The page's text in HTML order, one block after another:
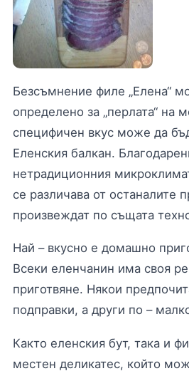
Безсъмнение филе „Елена“
определено за „перлата“ на
специфичен вкус може да
Еленския балкан.
нетрадиционния
се различава от останалите
произвеждат по същата
Най – вкусно е домашно
Всеки еленчанин има своя
приготвяне. Някои
подправки, а други по –
Както еленския бут, така и
местен деликатес, който